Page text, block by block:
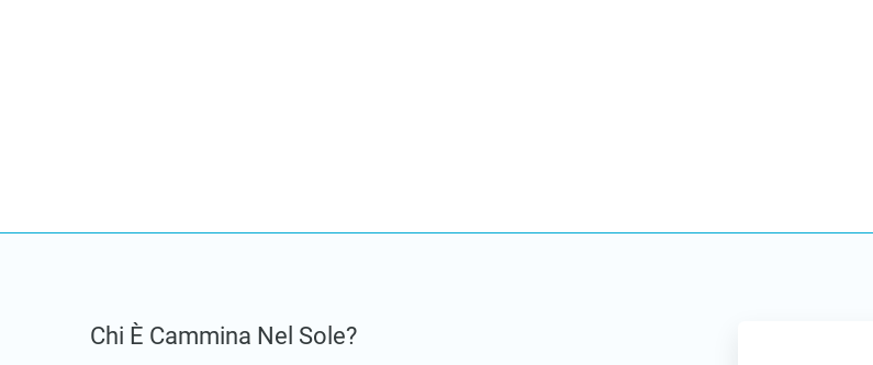
Chi È Cammina Nel Sole?